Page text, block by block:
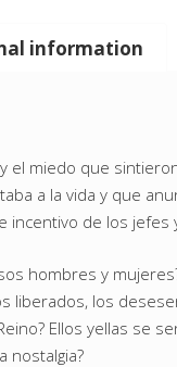
information
y el miedo que
a la vida y que
incentivo de los
hombres y
liberados, los
Ellos yellas se
nostalgia?